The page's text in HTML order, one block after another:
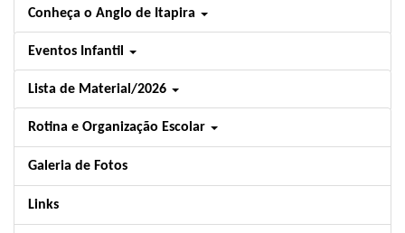
Conheça o Anglo de Itapira
Eventos Infantil
Lista de Material/2026
Rotina e Organização Escolar
Galeria de Fotos
Links